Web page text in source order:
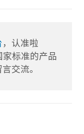
，认准啦
标准的产品
交流。